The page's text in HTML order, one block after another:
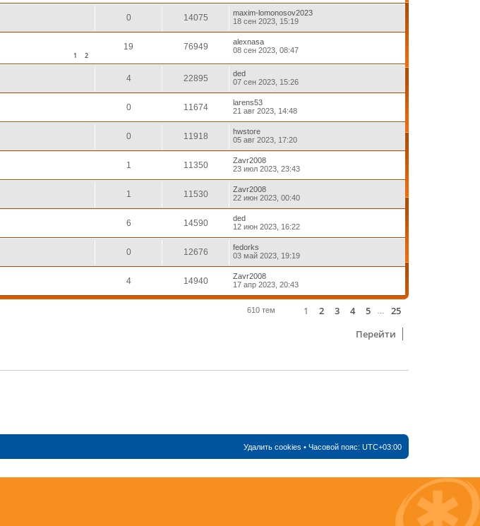
0 14075
maxim-lomonosov2023
18 сен 2023, 15:19
1 2
19 76949
alexnasa
08 сен 2023, 08:47
4 22895
ded
07 сен 2023, 15:26
0 11674
larens53
21 авг 2023, 14:48
0 11918
hwstore
05 авг 2023, 17:20
1 11350
Zavr2008
23 июл 2023, 23:43
1 11530
Zavr2008
22 июн 2023, 00:40
6 14590
ded
12 июн 2023, 16:22
0 12676
fedorks
03 май 2023, 19:19
4 14940
Zavr2008
17 апр 2023, 20:43
610 тем Страница1 из 25
1 2 3 4 5 25
Перейти
Удалить cookies • Часовой пояс:UTC+03:00